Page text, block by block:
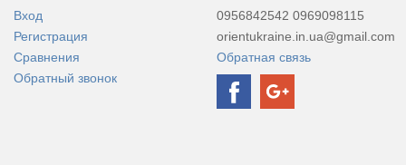
Вход
Регистрация
Сравнения
Обратный звонок
0956842542 0969098115
orientukraine.in.ua@gmail.com
Обратная связь